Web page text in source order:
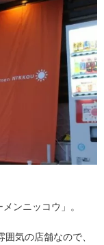
ンニッコウ」。
気の店舗なので、